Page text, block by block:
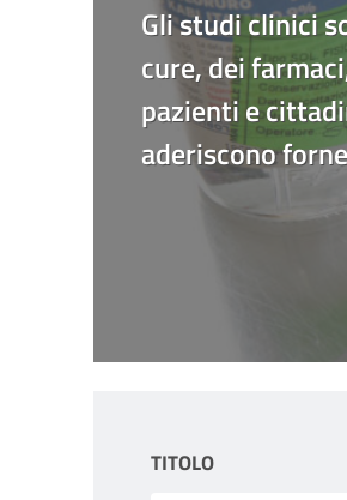
Gli studi clinici
cure, dei
pazienti e
aderiscono
TITOLO